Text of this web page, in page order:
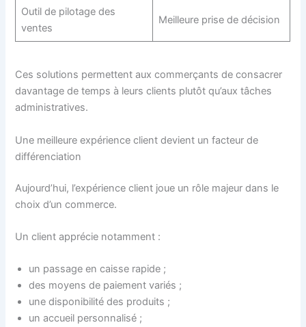
Outil de pilotage des
ventes
Meilleure prise de décision
Ces solutions permettent aux commerçants de consacrer
davantage de temps à leurs clients plutôt qu’aux tâches
administratives.
Une meilleure expérience client devient un facteur de
différenciation
Aujourd’hui, l’expérience client joue un rôle majeur dans le
choix d’un commerce.
Un client apprécie notamment :
un passage en caisse rapide ;
des moyens de paiement variés ;
une disponibilité des produits ;
un accueil personnalisé ;